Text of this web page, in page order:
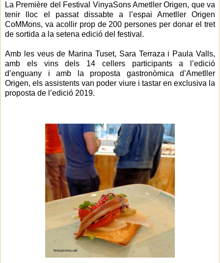
La Première del Festival VinyaSons Ametller Origen, que va
tenir lloc el passat dissabte a l’espai Ametller Origen
CoMMons, va acollir prop de 200 persones per donar el tret
de sortida a la setena edició del festival.
Amb les veus de Marina Tuset, Sara Terraza i Paula Valls,
amb els vins dels 14 cellers participants a l’edició
d’enguany i amb la proposta gastronòmica d’Ametller
Origen, els assistents van poder viure i tastar en exclusiva la
proposta de l’edició 2019.